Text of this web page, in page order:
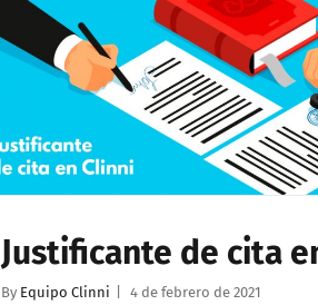
Justificante de cita
By Equipo Clinni 4 de febrero de 2021